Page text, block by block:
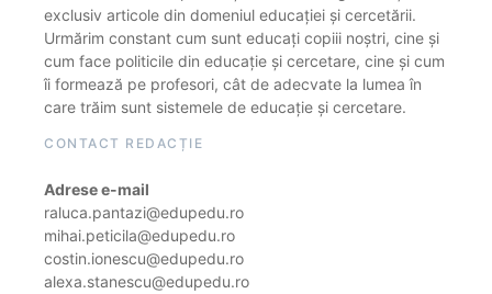
exclusiv articole din domeniul educației și cercetării.
Urmărim constant cum sunt educați copiii noștri, cine și
cum face politicile din educație și cercetare, cine și cum
îi formează pe profesori, cât de adecvate la lumea în
care trăim sunt sistemele de educație și cercetare.
CONTACT REDACȚIE
Adrese e-mail
raluca.pantazi@edupedu.ro
mihai.peticila@edupedu.ro
costin.ionescu@edupedu.ro
alexa.stanescu@edupedu.ro